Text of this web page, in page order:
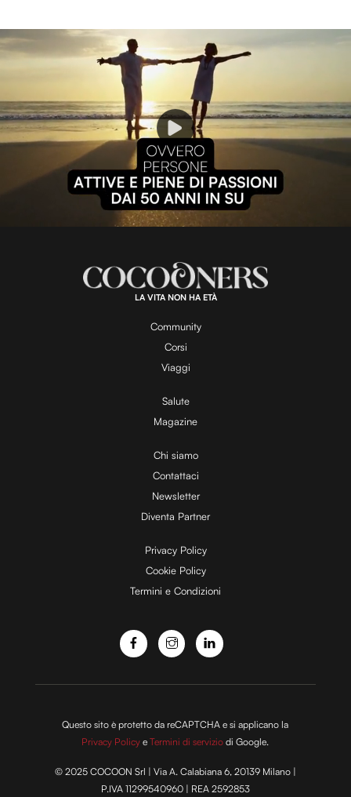
P
l
a
y
V
i
d
e
o
L
:
1
0
0
.
0
LA VITA NON HA ETÀ
Community
Corsi
Viaggi
Salute
Magazine
Chi siamo
Contattaci
Newsletter
Diventa Partner
Privacy Policy
Cookie Policy
Termini e Condizioni
Questo sito è protetto da reCAPTCHA e si applicano la
Privacy Policy eTermini di servizio di Google.
© 2025 COCOON Srl | Via A. Calabiana 6, 20139 Milano |
P.IVA 11299540960 | REA 2592853